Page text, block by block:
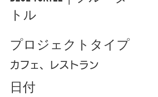
トル
プロジェクトタイプ
カフェ、レストラン
日付